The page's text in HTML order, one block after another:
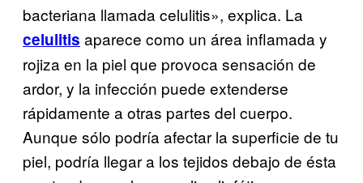
bacteriana llamada celulitis», explica. La
celulitis aparece como un área inflamada y
rojiza en la piel que provoca sensación de
ardor, y la infección puede extenderse
rápidamente a otras partes del cuerpo.
Aunque sólo podría afectar la superficie de tu
piel, podría llegar a los tejidos debajo de ésta